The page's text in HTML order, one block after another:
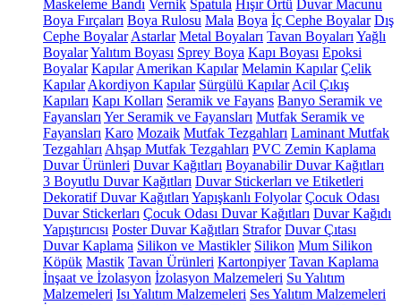
Maskeleme Bandı Vernik Spatula Hışır Örtü Duvar Macunu
Boya Fırçaları Boya Rulosu Mala Boya İç Cephe Boyalar Dış
Cephe Boyalar Astarlar Metal Boyaları Tavan Boyaları Yağlı
BoyalarYalıtım Boyası Sprey Boya Kapı Boyası Epoksi
Boyalar Kapılar Amerikan Kapılar Melamin Kapılar Çelik
Kapılar Akordiyon Kapılar Sürgülü Kapılar Acil Çıkış
Kapıları Kapı Kolları Seramik ve Fayans Banyo Seramik ve
Fayansları Yer Seramik ve Fayansları Mutfak Seramik ve
Fayansları Karo Mozaik Mutfak Tezgahları Laminant Mutfak
Tezgahları Ahşap Mutfak Tezgahları PVC Zemin Kaplama
Duvar Ürünleri Duvar Kağıtları Boyanabilir Duvar Kağıtları
3 Boyutlu Duvar Kağıtları Duvar Stickerları ve Etiketleri
Dekoratif Duvar Kağıtları Yapışkanlı Folyolar Çocuk Odası
Duvar Stickerları Çocuk Odası Duvar Kağıtları Duvar Kağıdı
Yapıştırıcısı Poster Duvar Kağıtları Strafor Duvar Çıtası
Duvar Kaplama Silikon ve Mastikler Silikon Mum Silikon
Köpük Mastik Tavan Ürünleri Kartonpiyer Tavan Kaplama
İnşaat ve İzolasyon İzolasyon Malzemeleri Su Yalıtım
Malzemeleri Isı Yalıtım Malzemeleri Ses Yalıtım Malzemeleri